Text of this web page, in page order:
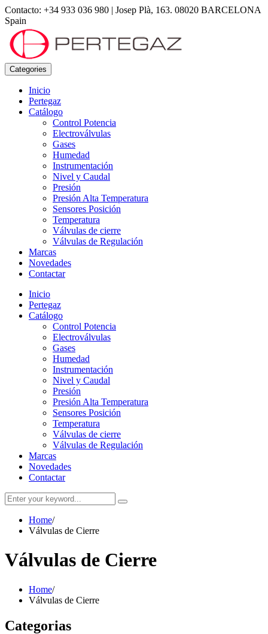
Contacto: +34 933 036 980 | Josep Plà, 163. 08020 BARCELONA
Spain
Categories
Inicio
Pertegaz
Catálogo
Control Potencia
Electroválvulas
Gases
Humedad
Instrumentación
Nivel y Caudal
Presión
Presión Alta Temperatura
Sensores Posición
Temperatura
Válvulas de cierre
Válvulas de Regulación
Marcas
Novedades
Contactar
Inicio
Pertegaz
Catálogo
Control Potencia
Electroválvulas
Gases
Humedad
Instrumentación
Nivel y Caudal
Presión
Presión Alta Temperatura
Sensores Posición
Temperatura
Válvulas de cierre
Válvulas de Regulación
Marcas
Novedades
Contactar
Home/
Válvulas de Cierre
Válvulas de Cierre
Home/
Válvulas de Cierre
Categorias